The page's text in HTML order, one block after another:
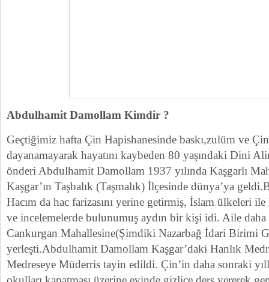
Abdulhamit Damollam Kimdir ?
Geçtiğimiz hafta Çin Hapishanesinde baskı,zulüm ve
dayanamayarak hayatını kaybeden 80 yaşındaki Dini
önderi Abdulhamit Damollam 1937 yılında Kaşgarlı
Kaşgar’ın Taşbalık (Taşmalık) İlçesinde dünya’ya
Hacım da hac farizasını yerine getirmiş, İslam ülkeleri
ve incelemelerde bulunumuş aydın bir kişi idi. Aile daha
Cankurgan Mahallesine(Şimdiki Nazarbağ İdari Birimi
yerleşti.Abdulhamit Damollam Kaşgar’daki Hanlık
Medreseye Müderris tayin edildi. Çin’in daha sonraki